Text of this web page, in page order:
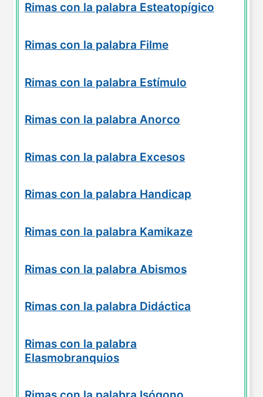
Rimas con la palabra Esteatopígico
Rimas con la palabra Filme
Rimas con la palabra Estímulo
Rimas con la palabra Anorco
Rimas con la palabra Excesos
Rimas con la palabra Handicap
Rimas con la palabra Kamikaze
Rimas con la palabra Abismos
Rimas con la palabra Didáctica
Rimas con la palabra
Elasmobranquios